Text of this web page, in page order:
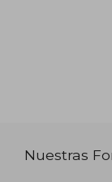
Nuestras